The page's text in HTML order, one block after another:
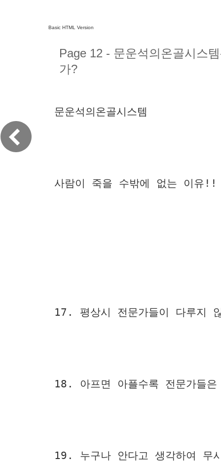
Basic HTML Version
Page 12 - 문운석의온골시스
가?
문운석의온골시스템
사람이 죽을 수밖에 없는 이
17. 평상시 전문가들이 다루지
18. 아프면 아플수록 전문가들
19. 누구나 안다고 생각하여 무